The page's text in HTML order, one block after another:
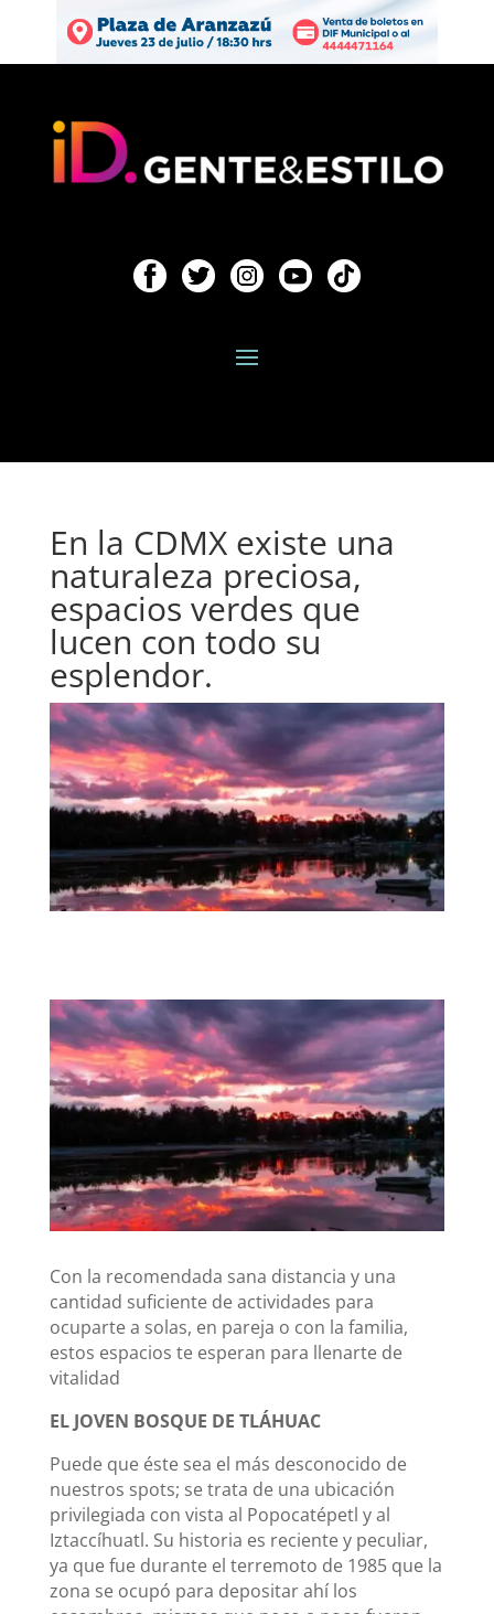
En la CDMX existe una
naturaleza preciosa,
espacios verdes que
lucen con todo su
esplendor.
Con la recomendada sana distancia y una
cantidad suficiente de actividades para
ocuparte a solas, en pareja o con la familia,
estos espacios te esperan para llenarte de
vitalidad
EL JOVEN BOSQUE DE TLÁHUAC
Puede que éste sea el más desconocido de
nuestros spots; se trata de una ubicación
privilegiada con vista al Popocatépetl y al
Iztaccíhuatl. Su historia es reciente y peculiar,
ya que fue durante el terremoto de 1985 que la
zona se ocupó para depositar ahí los